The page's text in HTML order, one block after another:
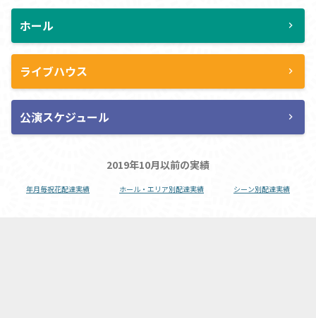
ホール chevron_right
ライブハウス chevron_right
公演スケジュール chevron_right
2019年10月以前の実績
年月毎祝花配達実績 ホール・エリア別配達実績 シーン別配達実績